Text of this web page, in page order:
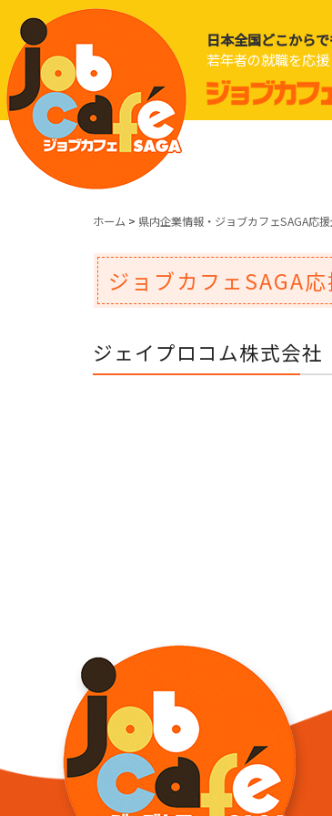
日本全国どこから
若年者の就職を応援
ホーム > 県内企業情報・ジョブカフェSAGA応
ジョブカフェSAGA
ジェイプロコム株式会社